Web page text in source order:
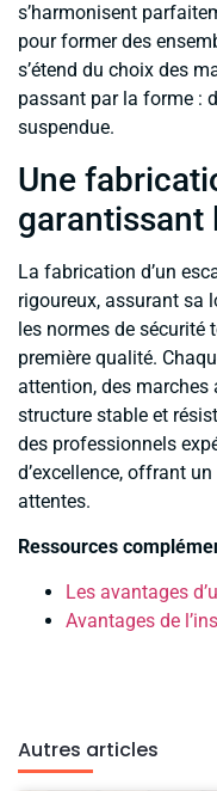
s’harmonisent
pour former des
s’étend du choix des
passant par la forme :
suspendue.
Une
garantissant
La fabrication d’un
rigoureux, assurant sa
les normes de sécurité
première qualité.
attention, des marches
structure stable et
des professionnels
d’excellence, offrant
attentes.
Ressources
Les avantages
Avantages de
Autres articles